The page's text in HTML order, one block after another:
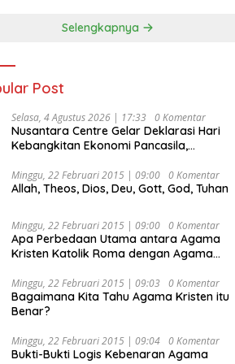
Selengkapnya
Post
Selasa, 4 Agustus 2026 | 17:33 0 Komentar
Nusantara Centre Gelar Deklarasi Hari
Kebangkitan Ekonomi Pancasila,
Djojohadikusumo Anti Penjajahan
(Pergolakan Ekonomi Politik Indonesia) &
Undang Perekonomian Nasional dan
Kesejahteraan Sosial dalam Menata
Bangsa Menuju Indonesia Emas 2045”,
Minggu, 22 Februari 2015 | 09:00 0 Komentar
Allah, Theos, Dios, Deu, Gott, God, Tuhan
Minggu, 22 Februari 2015 | 09:00 0 Komentar
Apa Perbedaan Utama antara Agama
Kristen Katolik Roma dengan Agama
Minggu, 22 Februari 2015 | 09:03 0 Komentar
Bagaimana Kita Tahu Agama Kristen itu
Benar?
Minggu, 22 Februari 2015 | 09:04 0 Komentar
Bukti-Bukti Logis Kebenaran Agama